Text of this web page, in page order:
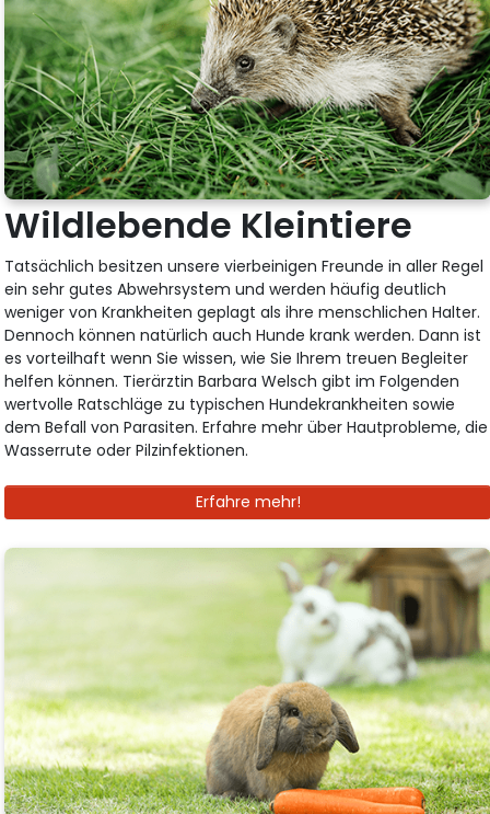
Wildlebende Kleintiere
Tatsächlich besitzen unsere vierbeinigen Freunde in aller Regel
ein sehr gutes Abwehrsystem und werden häufig deutlich
weniger von Krankheiten geplagt als ihre menschlichen Halter.
Dennoch können natürlich auch Hunde krank werden. Dann ist
es vorteilhaft wenn Sie wissen, wie Sie Ihrem treuen Begleiter
helfen können. Tierärztin Barbara Welsch gibt im Folgenden
wertvolle Ratschläge zu typischen Hundekrankheiten sowie
dem Befall von Parasiten. Erfahre mehr über Hautprobleme, die
Wasserrute oder Pilzinfektionen.
Erfahre mehr!